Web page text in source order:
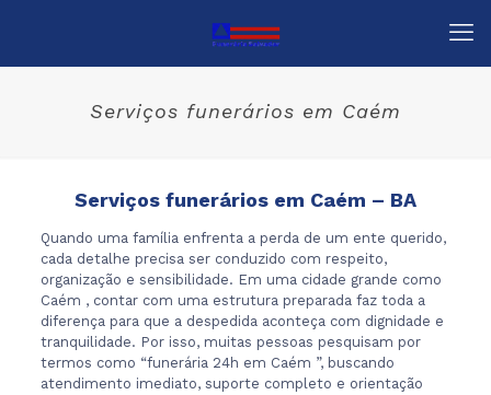
Serviços funerários em Caém
Serviços funerários em Caém – BA
Quando uma família enfrenta a perda de um ente querido,
cada detalhe precisa ser conduzido com respeito,
organização e sensibilidade. Em uma cidade grande como
Caém , contar com uma estrutura preparada faz toda a
diferença para que a despedida aconteça com dignidade e
tranquilidade. Por isso, muitas pessoas pesquisam por
termos como “funerária 24h em Caém ”, buscando
atendimento imediato, suporte completo e orientação